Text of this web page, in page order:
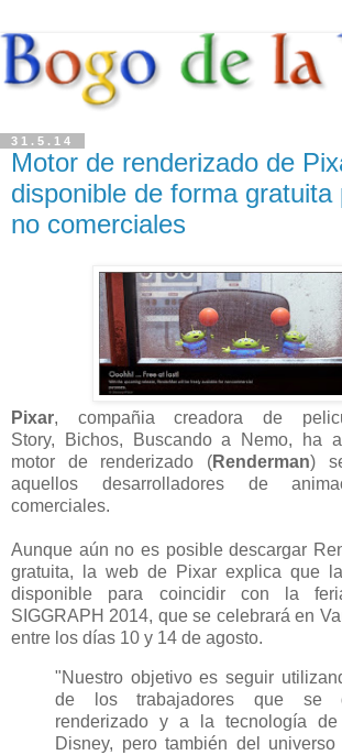
31.5.14
Motor de renderizado de
disponible de forma gratuita
no comerciales
Pixar, compañia creadora de
Story,
Bichos, Buscando a Nemo, ha
motor de renderizado (Renderman)
aquellos desarrolladores de
comerciales.
Aunque aún no es posible descargar
gratuita, la web de Pixar explica que
disponible para coincidir con la
SIGGRAPH 2014, que se celebrará en
entre los días 10 y 14 de agosto.
"Nuestro objetivo es seguir
de los trabajadores que se
renderizado y a la tecnología
Disney, pero también del